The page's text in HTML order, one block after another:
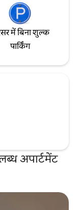
में बिना शुल्क
पार्किंग
अपार्टमेंट